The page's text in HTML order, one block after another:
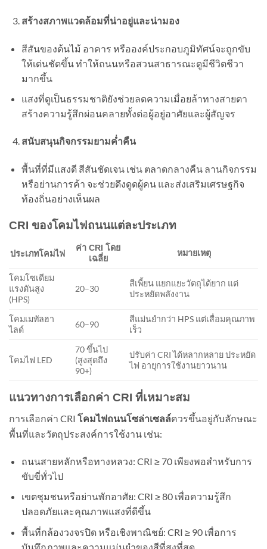
สร้างสภาพแวดล้อมที่น่าอยู่และน่ามอง
สีสันของต้นไม้ อาคาร หรือองค์ประกอบภูมิทัศน์จะถูกขับ
ให้เด่นชัดขึ้น ทำให้ถนนหรือสวนสาธารณะดูมีชีวิตชีวา
มากขึ้น
แสงที่ดูเป็นธรรมชาติยังช่วยลดความเมื่อยล้าทางสายตา
สร้างความรู้สึกผ่อนคลายทั้งต่อผู้อยู่อาศัยและผู้สัญจร
สนับสนุนกิจกรรมยามค่ำคืน
พื้นที่ที่มีแสงดี สีสันชัดเจน เช่น ตลาดกลางคืน ลานกิจกรรม
หรือย่านการค้า จะช่วยดึงดูดผู้คน และส่งเสริมเศรษฐกิจ
ท้องถิ่นอย่างเห็นผล
CRI ของโคมไฟถนนแต่ละประเภท
ประเภทโคมไฟ
ค่า CRI โดย
เฉลี่ย
หมายเหตุ
โคมโซเดียม
แรงดันสูง
(HPS)
20–30
สีเพี้ยน แยกแยะวัตถุได้ยาก แต่
ประหยัดพลังงาน
โคมเมทัลฮา
ไลด์
60–90
สีแม่นยำกว่า HPS แต่เสื่อมคุณภาพ
เร็ว
โคมไฟ LED
70 ขึ้นไป
(สูงสุดถึง
90+)
ปรับค่า CRI ได้หลากหลาย ประหยัด
ไฟ อายุการใช้งานยาวนาน
แนวทางการเลือกค่า CRI ที่เหมาะสม
การเลือกค่า CRI โคมไฟถนนโซล่าเซลล์ควรขึ้นอยู่กับลักษณะ
พื้นที่และวัตถุประสงค์การใช้งาน เช่น:
ถนนสายหลักหรือทางหลวง: CRI ≥ 70 เพียงพอสำหรับการ
ขับขี่ทั่วไป
เขตชุมชนหรือย่านพักอาศัย: CRI ≥ 80 เพื่อความรู้สึก
ปลอดภัยและคุณภาพแสงที่ดีขึ้น
พื้นที่กล้องวงจรปิด หรือเชิงพาณิชย์: CRI ≥ 90 เพื่อการ